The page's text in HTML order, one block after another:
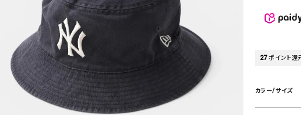
その他のパンツ
デニムパンツ
ロング・マキシ丈
その他スカート
ジャケット すべて見る
デニムパンツ
その他のパンツ その他スカート
ジャケット
ジャケット
27 ポイント還
カラー/サイズ